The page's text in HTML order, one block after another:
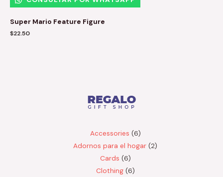
Super Mario Feature Figure
$22.50
Accessories 66
productos
Adornos para el hogar 22
Cards 66
productos
Clothing 66